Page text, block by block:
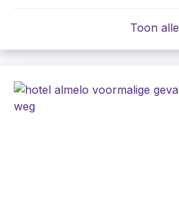
Toon alle